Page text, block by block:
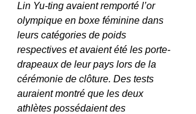
Lin Yu-ting avaient remporté l’or
olympique en boxe féminine dans
leurs catégories de poids
respectives et avaient été les porte-
drapeaux de leur pays lors de la
cérémonie de clôture. Des tests
auraient montré que les deux
athlètes possédaient des